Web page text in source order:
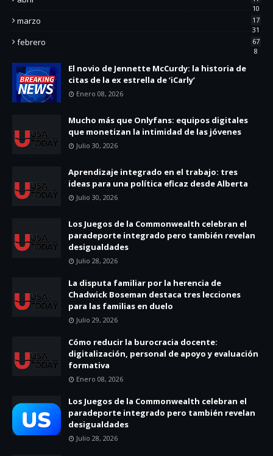
10
marzo
17
31
febrero
67
8
El novio de Jennette McCurdy: la historia de
citas de la ex estrella de ‘iCarly’
Enero 08, 2026
Mucho más que Onlyfans: equipos digitales
que monetizan la intimidad de las jóvenes
Julio 30, 2026
Aprendizaje integrado en el trabajo: tres
ideas para una política eficaz desde Alberta
Julio 30, 2026
Los Juegos de la Commonwealth celebran el
paradeporte integrado pero también revelan
desigualdades
Julio 28, 2026
La disputa familiar por la herencia de
Chadwick Boseman destaca tres lecciones
para las familias en duelo
Julio 29, 2026
Cómo reducir la burocracia docente:
digitalización, personal de apoyo y evaluación
formativa
Enero 08, 2026
Los Juegos de la Commonwealth celebran el
paradeporte integrado pero también revelan
desigualdades
Julio 28, 2026